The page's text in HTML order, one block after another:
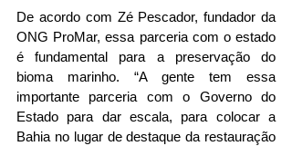
De acordo com Zé Pescador, fundador da
ONG ProMar, essa parceria com o estado
é fundamental para a preservação do
bioma marinho. “A gente tem essa
importante parceria com o Governo do
Estado para dar escala, para colocar a
Bahia no lugar de destaque da restauração